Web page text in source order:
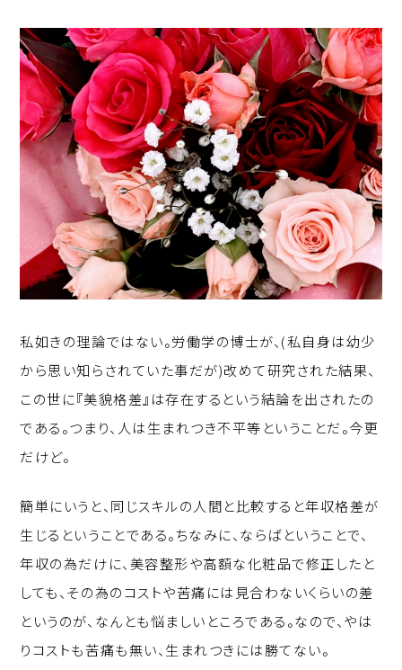
私如きの理論ではない。労働学の博士が、(私自身は幼少
から思い知らされていた事だが)改めて研究された結果、
この世に『美貌格差』は存在するという結論を出されたの
である。つまり、人は生まれつき不平等ということだ。今更
だけど。
簡単にいうと、同じスキルの人間と比較すると年収格差が
生じるということである。ちなみに、ならばということで、
年収の為だけに、美容整形や高額な化粧品で修正したと
しても、その為のコストや苦痛には見合わないくらいの差
というのが、なんとも悩ましいところである。なので、やは
りコストも苦痛も無い、生まれつきには勝てない。